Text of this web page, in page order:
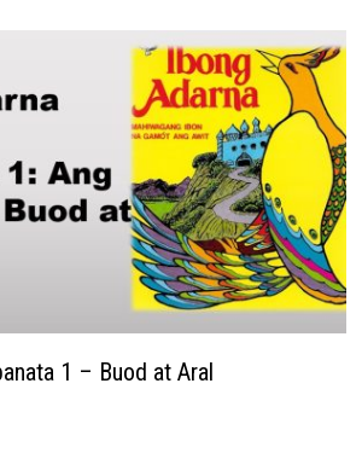
1 – Buod at Aral